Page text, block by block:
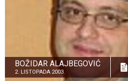
BOŽIDAR ALAJBEGOVIĆ
2. LISTOPADA 2003.